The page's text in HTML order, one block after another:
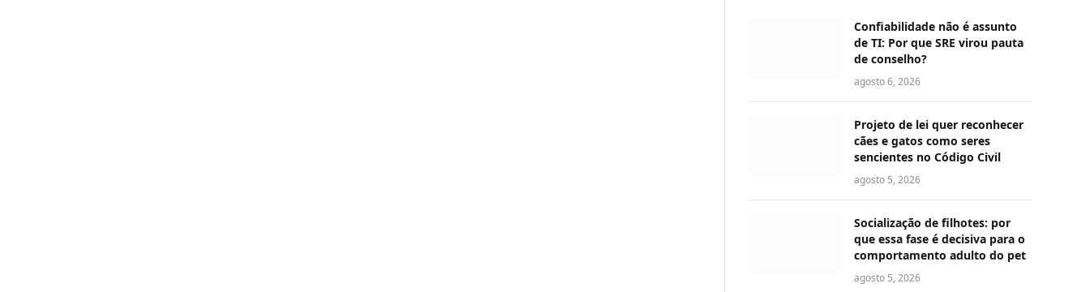
Confiabilidade não é assunto
de TI: Por que SRE virou pauta
de conselho?
agosto 6, 2026
Projeto de lei quer reconhecer
cães e gatos como seres
sencientes no Código Civil
agosto 5, 2026
Socialização de filhotes: por
que essa fase é decisiva para o
comportamento adulto do pet
agosto 5, 2026